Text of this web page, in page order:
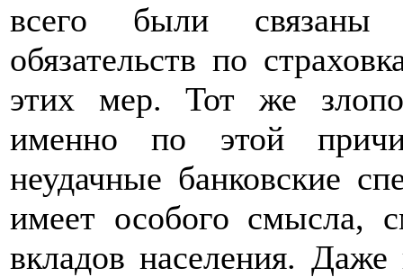
всего были связаны
обязательств по
этих мер. Тот же
именно по этой
неудачные банковские
имеет особого смысла,
вкладов населения. Даже